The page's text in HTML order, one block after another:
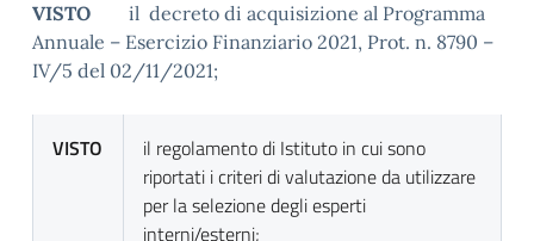
VISTO il decreto di acquisizione al Programma
Annuale – Esercizio Finanziario 2021, Prot. n. 8790 –
IV/5 del 02/11/2021;
VISTO
il regolamento di Istituto in cui sono
riportati i criteri di valutazione da utilizzare
per la selezione degli esperti
interni/esterni;